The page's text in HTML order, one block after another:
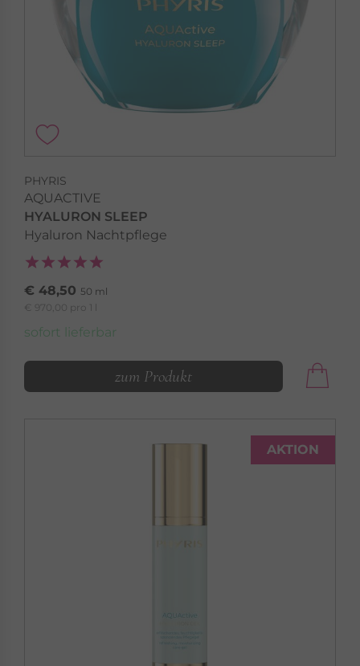
PHYRIS
AQUACTIVE
HYALURON SLEEP
Hyaluron Nachtpflege
€ 48,50 50 ml
€ 970,00 pro 1 l
sofort lieferbar
zum Produkt
AKTION